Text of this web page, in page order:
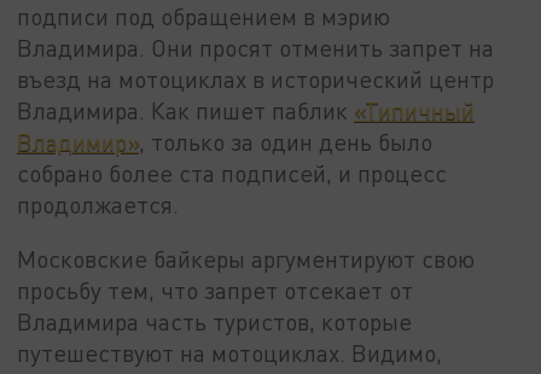
подписи под обращением в мэрию
Владимира. Они просят отменить запрет на
въезд на мотоциклах в исторический центр
Владимира. Как пишет паблик «Типичный
Владимир», только за один день было
собрано более ста подписей, и процесс
продолжается.
Московские байкеры аргументируют свою
просьбу тем, что запрет отсекает от
Владимира часть туристов, которые
путешествуют на мотоциклах. Видимо,